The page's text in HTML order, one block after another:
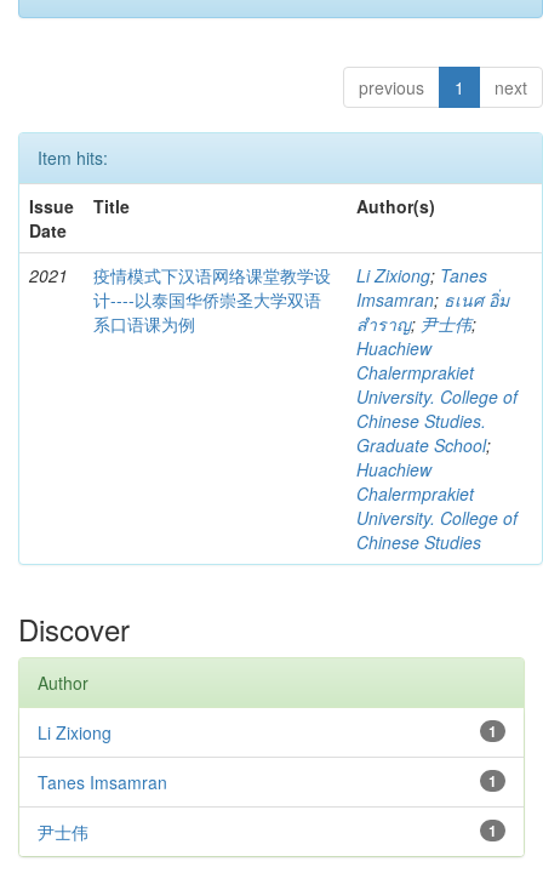
previous 1 next
Item hits:
Issue
Date
Title Author(s)
2021
疫情模式下汉语网络课堂教学设
计----以泰国华侨崇圣大学双语
系口语课为例
Li Zixiong; Tanes
Imsamran; ธเนศ อิ่ม
สำราญ; 尹士伟;
Huachiew
Chalermprakiet
University. College of
Chinese Studies.
Graduate School;
Huachiew
Chalermprakiet
University. College of
Chinese Studies
Discover
Author
1
Li Zixiong
1
Tanes Imsamran
1
尹士伟